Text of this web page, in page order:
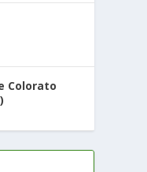
Colorato